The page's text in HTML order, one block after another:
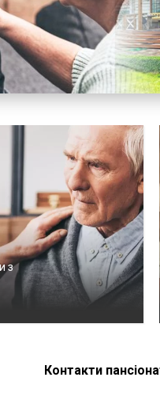
з
Контакти